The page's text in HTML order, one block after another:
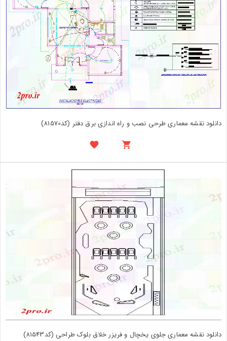
دانلود نقشه معماری طرحی نصب و راه اندازی برق دفتر (کد81570)
دانلود نقشه معماری جلوی یخچال و فریزر خلاق بلوک طراحی (کد81543)